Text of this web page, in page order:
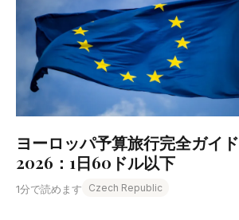
ヨーロッパ予算旅行完全ガイド
2026：1日60ドル以下
1分で読めます Czech Republic